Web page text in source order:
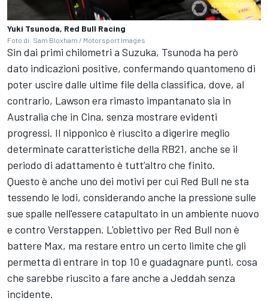
Yuki Tsunoda, Red Bull Racing
Foto di: Sam Bloxham / Motorsport Images
Sin dai primi chilometri a Suzuka, Tsunoda ha però
dato indicazioni positive, confermando quantomeno di
poter uscire dalle ultime file della classifica, dove, al
contrario, Lawson era rimasto impantanato sia in
Australia che in Cina, senza mostrare evidenti
progressi. Il nipponico è riuscito a digerire meglio
determinate caratteristiche della RB21, anche se il
periodo di adattamento è tutt’altro che finito.
Questo è anche uno dei motivi per cui Red Bull ne sta
tessendo le lodi, considerando anche la pressione sulle
sue spalle nell'essere catapultato in un ambiente nuovo
e contro Verstappen. L'obiettivo per Red Bull non è
battere Max, ma restare entro un certo limite che gli
permetta di entrare in top 10 e guadagnare punti, cosa
che sarebbe riuscito a fare anche a Jeddah senza
incidente.